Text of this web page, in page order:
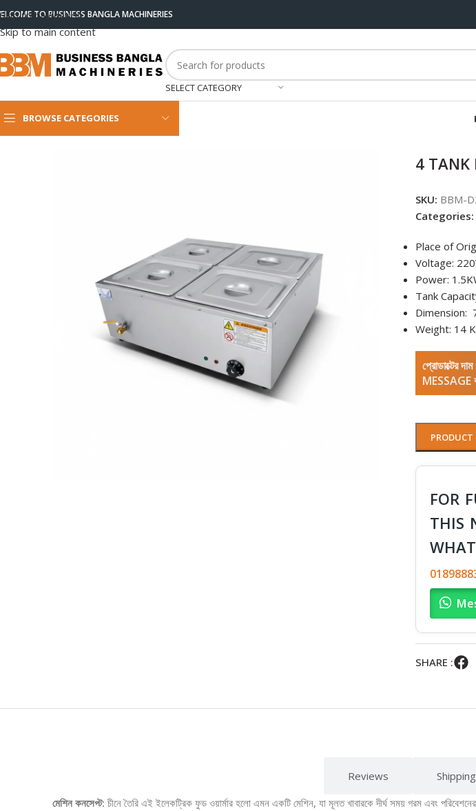
Skip to navigation
Skip to main content
TO BUSINESS BANGLA MACHINERIES
SELECT CATEGORY
BROWSE CATEGORIES
4 TANK
SKU: BBM-
Categories:
Place of
Voltage:
Power:
Tank
Dimension:
Weight: 14
প্রোডাক্টের
MESSAGE
FOR
THIS
SHARE :
Reviews
মেশিন কনসেপ্ট: চীনে তৈরি এই ইলেকট্রিক ফুড ওয়ার্মার হলো এমন একটি মেশিন, যা মূলত খাবারকে দীর্ঘ সময় গরম এবং